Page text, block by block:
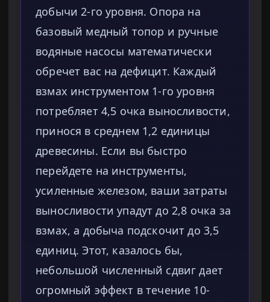
добычи 2-го уровня. Опора на
базовый медный топор и ручные
водяные насосы математически
обречет вас на дефицит. Каждый
взмах инструментом 1-го уровня
потребляет 4,5 очка выносливости,
принося в среднем 1,2 единицы
древесины. Если вы быстро
перейдете на инструменты,
усиленные железом, ваши затраты
выносливости упадут до 2,8 очка за
взмах, а добыча подскочит до 3,5
единиц. Этот, казалось бы,
небольшой численный сдвиг дает
огромный эффект в течение 10-